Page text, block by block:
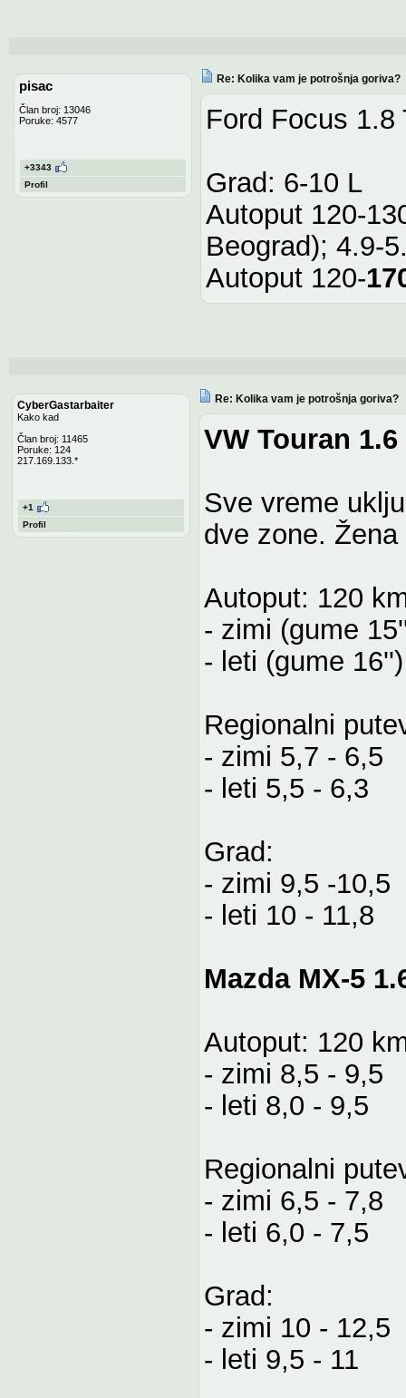
pisac
Član broj: 13046
Poruke: 4577
+3343
Profil
Re: Kolika vam je potrošnja goriva?
Ford Focus 1.8
Grad: 6-10 L
Autoput 120-
Beograd); 4.9-
Autoput 120-
CyberGastarbaiter
Kako kad
Član broj: 11465
Poruke: 124
217.169.133.*
+1
Profil
Re: Kolika vam je potrošnja goriva?
VW Touran
Sve vreme
dve zone.
Autoput: 120
- zimi (gume
- leti (gume
Regionalni
- zimi 5,7 - 6,5
- leti 5,5 - 6,3
Grad:
- zimi 9,5 -10,5
- leti 10 - 11,8
Mazda MX-5
Autoput: 120
- zimi 8,5 - 9,5
- leti 8,0 - 9,5
Regionalni
- zimi 6,5 - 7,8
- leti 6,0 - 7,5
Grad:
- zimi 10 - 12,5
- leti 9,5 - 11